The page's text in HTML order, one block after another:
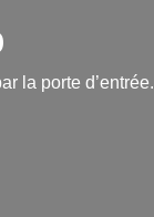
la porte d’entrée.